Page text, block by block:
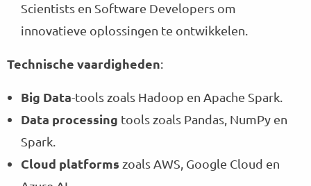
Scientists en Software Developers om
innovatieve oplossingen te ontwikkelen.
Technische vaardigheden:
Big Data-tools zoals Hadoop en Apache Spark.
Data processing tools zoals Pandas, NumPy en
Spark.
Cloud platforms zoals AWS, Google Cloud en